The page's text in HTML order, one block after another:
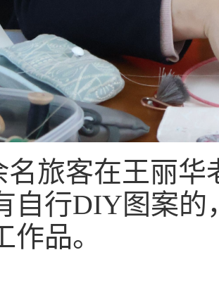
旅客在王丽华
自行DIY图案
作品。